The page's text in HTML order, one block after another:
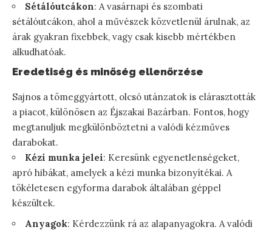
Sétálóutcákon: A vasárnapi és szombati
sétálóutcákon, ahol a művészek közvetlenül árulnak, az
árak gyakran fixebbek, vagy csak kisebb mértékben
alkudhatóak.
Eredetiség és minőség ellenőrzése
Sajnos a tömeggyártott, olcsó utánzatok is elárasztották
a piacot, különösen az Éjszakai Bazárban. Fontos, hogy
megtanuljuk megkülönböztetni a valódi kézműves
darabokat.
Kézi munka jelei: Keresünk egyenetlenségeket,
apró hibákat, amelyek a kézi munka bizonyítékai. A
tökéletesen egyforma darabok általában géppel
készültek.
Anyagok: Kérdezzünk rá az alapanyagokra. A valódi